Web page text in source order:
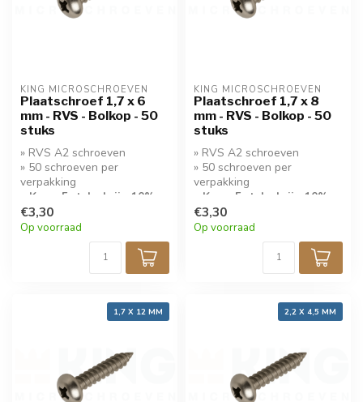
KING MICROSCHROEVEN
Plaatschroef 1,7 x 6
mm - RVS - Bolkop - 50
stuks
» RVS A2 schroeven
» 50 schroeven per
verpakking
» Koop 5 stuks krijg 10%
korting!
€3,30
Op voorraad
KING MICROSCHROEVEN
Plaatschroef 1,7 x 8
mm - RVS - Bolkop - 50
stuks
» RVS A2 schroeven
» 50 schroeven per
verpakking
» Koop 5 stuks krijg 10%
korting!
€3,30
Op voorraad
1,7 X 12 MM 2,2 X 4,5 MM